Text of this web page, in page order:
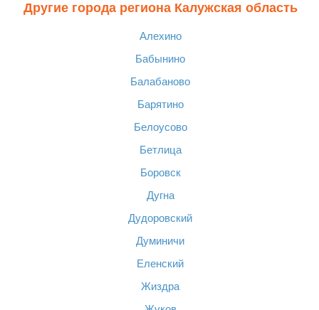
Другие города региона Калужская область
Алехино
Бабынино
Балабаново
Барятино
Белоусово
Бетлица
Боровск
Дугна
Дудоровский
Думиничи
Еленский
Жиздра